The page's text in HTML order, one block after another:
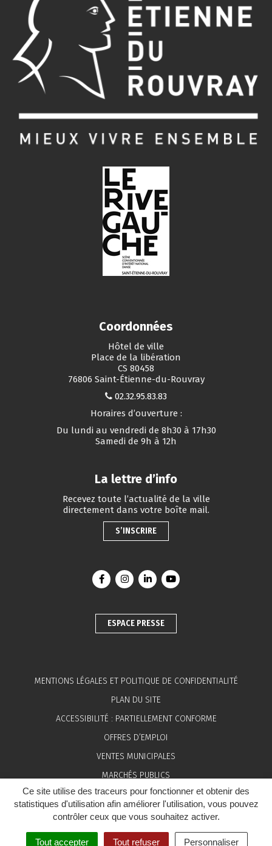
Ce site utilise des traceurs pour fonctionner et obtenir des
statistiques d'utilisation afin améliorer l'utilisation, vous pouvez
contrôler ceux que vous souhaitez activer.
Tout accepter Tout refuser Personnaliser
Coordonnées
Hôtel de ville
Place de la libération
CS 80458
76806 Saint-Étienne-du-Rouvray
02.32.95.83.83
Horaires d’ouverture :
Du lundi au vendredi de 8h30 à 17h30
Samedi de 9h à 12h
La lettre d’info
Recevez toute l’actualité de la ville
directement dans votre boîte mail.
S’INSCRIRE
Lien vers le compte Facebook
Lien vers le compte Instagram
Lien vers le compte Linkedin
Lien vers la chaîne
ESPACE PRESSE
MENTIONS LÉGALES ET POLITIQUE DE CONFIDENTIALITÉ
PLAN DU SITE
ACCESSIBILITÉ : PARTIELLEMENT CONFORME
OFFRES D’EMPLOI
VENTES MUNICIPALES
MARCHÉS PUBLICS
ESPACE PRESSE